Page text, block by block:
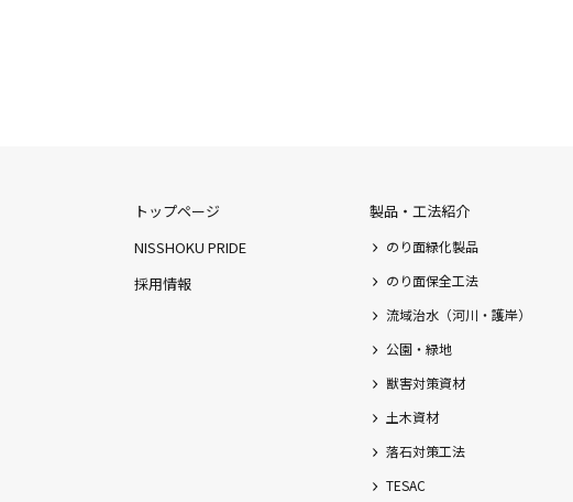
トップページ
NISSHOKU PRIDE
採用情報
製品・工法紹介
のり面緑化製品
のり面保全工法
流域治水（河川・護岸）
公園・緑地
獣害対策資材
土木資材
落石対策工法
TESAC